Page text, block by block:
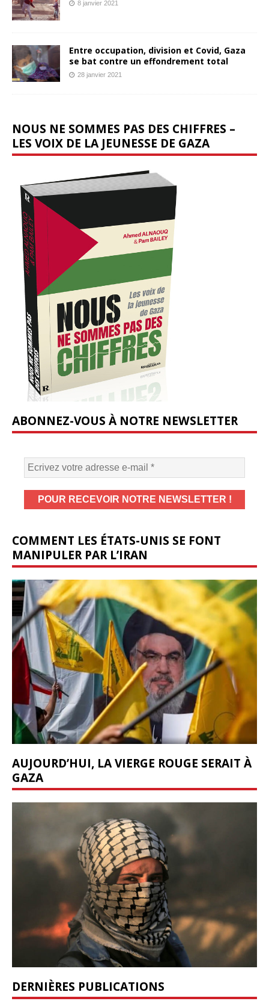
8 janvier 2021
Entre occupation, division et Covid, Gaza
se bat contre un effondrement total
28 janvier 2021
NOUS NE SOMMES PAS DES CHIFFRES –
LES VOIX DE LA JEUNESSE DE GAZA
ABONNEZ-VOUS À NOTRE NEWSLETTER
COMMENT LES ÉTATS-UNIS SE FONT
MANIPULER PAR L’IRAN
AUJOURD’HUI, LA VIERGE ROUGE SERAIT À
GAZA
DERNIÈRES PUBLICATIONS